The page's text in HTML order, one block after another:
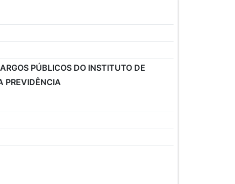
PÚBLICOS DO INSTITUTO DE
PREVIDÊNCIA